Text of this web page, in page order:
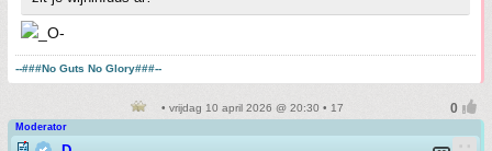
--###No Guts No Glory###--
• vrijdag 10 april 2026 @ 20:30 • 17
Moderator